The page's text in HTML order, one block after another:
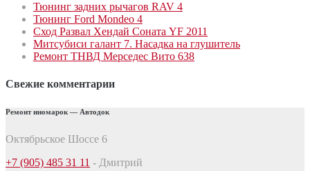
Тюнинг задних рычагов RAV 4
Тюнинг Ford Mondeo 4
Сход Развал Хендай Соната YF 2011
Митсубиси галант 7. Насадка на глушитель
Ремонт ТНВД Мерседес Вито 638
Свежие комментарии
Ремонт иномарок — Автодок
Октябрьское Шоссе 6
+7 (905) 485 31 11 - Дмитрий